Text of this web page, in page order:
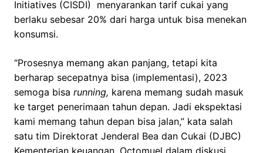
Initiatives (CISDI) menyarankan tarif cukai yang
berlaku sebesar 20% dari harga untuk bisa menekan
konsumsi.
“Prosesnya memang akan panjang, tetapi kita
berharap secepatnya bisa (implementasi), 2023
semoga bisa running, karena memang sudah masuk
ke target penerimaan tahun depan. Jadi ekspektasi
kami memang tahun depan bisa jalan,” kata salah
satu tim Direktorat Jenderal Bea dan Cukai (DJBC)
Kementerian keuangan, Octomuel dalam diskusi